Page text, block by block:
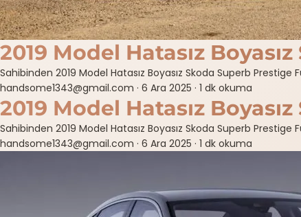
2019 Model Hatasız
Sahibinden 2019 Model Hatasız Boyasız Skoda Superb Prestige
handsome1343@gmail.com · 6 Ara 2025 · 1 dk okuma
2019 Model Hatasız
Sahibinden 2019 Model Hatasız Boyasız Skoda Superb Prestige
handsome1343@gmail.com · 6 Ara 2025 · 1 dk okuma